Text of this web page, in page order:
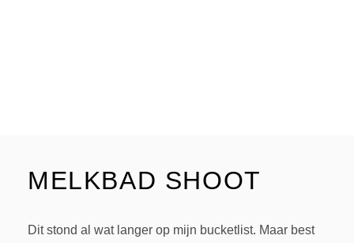
MELKBAD SHOOT
Dit stond al wat langer op mijn bucketlist. Maar best